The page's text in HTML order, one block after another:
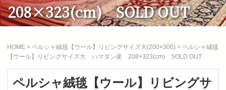
208×323(cm) SOLD OUT
HOME >ペルシャ絨毯【ウール】リビングサイズ大(200×300) >ペルシャ絨毯
【ウール】リビングサイズ大 ハマダン産 208×323(cm) SOLD OUT
ペルシャ絨毯【ウール】リビングサ